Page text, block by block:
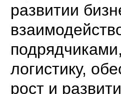
развитии
логистику,
рост и